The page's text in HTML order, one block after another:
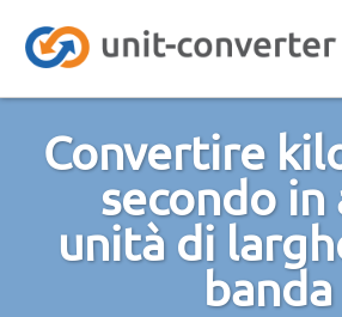
Convertire
secondo
unità di
banda